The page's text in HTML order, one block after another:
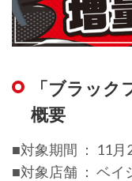
「ブラッ
概要
■対象期間 ： 11月
■対象店舗 ： ベイ